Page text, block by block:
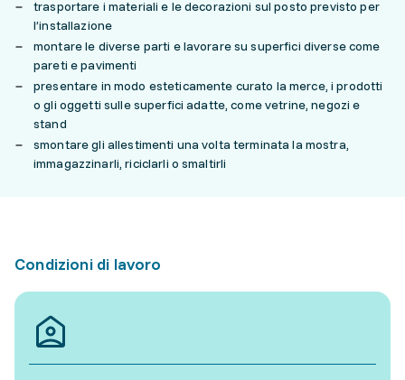
trasportare i materiali e le decorazioni sul posto previsto per
l’installazione
montare le diverse parti e lavorare su superfici diverse come
pareti e pavimenti
presentare in modo esteticamente curato la merce, i prodotti
o gli oggetti sulle superfici adatte, come vetrine, negozi e
stand
smontare gli allestimenti una volta terminata la mostra,
immagazzinarli, riciclarli o smaltirli
Condizioni di lavoro